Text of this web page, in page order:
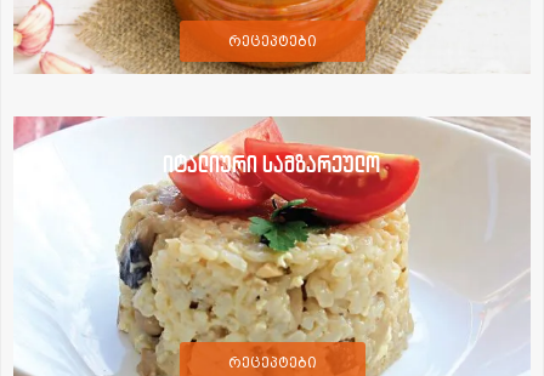
რეცეპტები
იტალიური სამზარეულო
რეცეპტები